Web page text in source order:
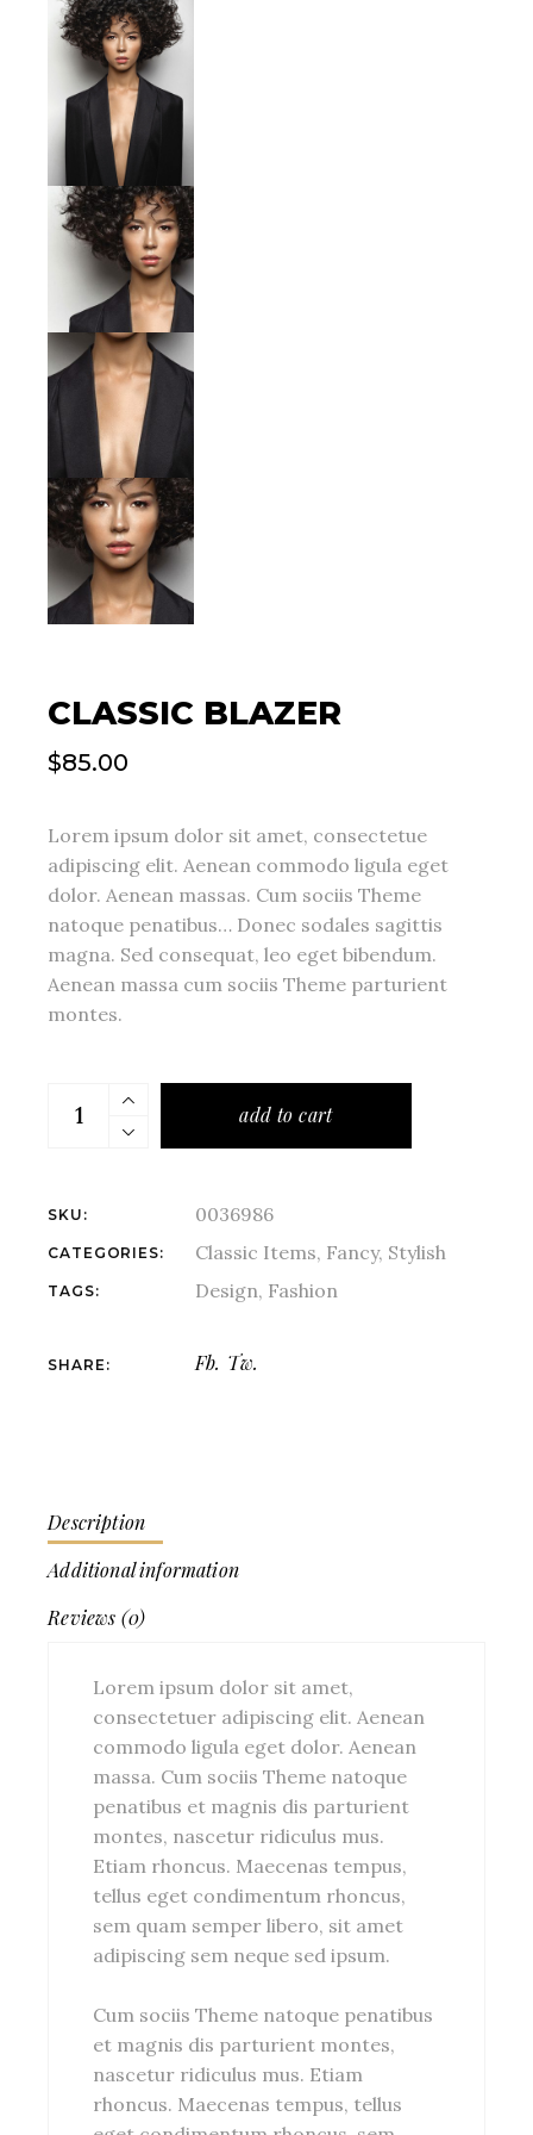
CLASSIC BLAZER
$85.00
Lorem ipsum dolor sit amet, consectetue
adipiscing elit. Aenean commodo ligula eget
dolor. Aenean massas. Cum sociis Theme
natoque penatibus… Donec sodales sagittis
magna. Sed consequat, leo eget bibendum.
Aenean massa cum sociis Theme parturient
montes.
add to cart
SKU: 0036986
CATEGORIES: Classic Items, Fancy, Stylish
TAGS: Design, Fashion
SHARE: Fb. Tw.
Description
Additional information
Reviews (0)
Lorem ipsum dolor sit amet,
consectetuer adipiscing elit. Aenean
commodo ligula eget dolor. Aenean
massa. Cum sociis Theme natoque
penatibus et magnis dis parturient
montes, nascetur ridiculus mus.
Etiam rhoncus. Maecenas tempus,
tellus eget condimentum rhoncus,
sem quam semper libero, sit amet
adipiscing sem neque sed ipsum.
Cum sociis Theme natoque penatibus
et magnis dis parturient montes,
nascetur ridiculus mus. Etiam
rhoncus. Maecenas tempus, tellus